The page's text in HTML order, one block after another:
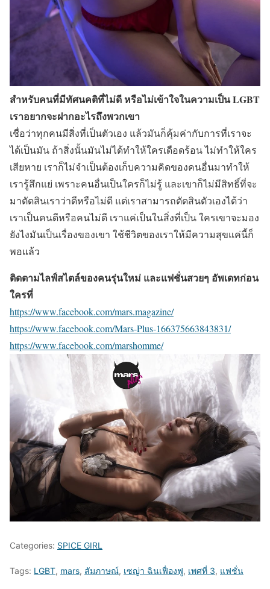
สำหรับคนที่มีทัศนคติที่ไม่ดี หรือไม่เข้าใจในความเป็น LGBT
เราอยากจะฝากอะไรถึงพวกเขา
เชื่อว่าทุกคนมีสิ่งที่เป็นตัวเอง แล้วมันก็คุ้มค่ากับการที่เราจะ
ได้เป็นมัน ถ้าสิ่งนั้นมันไม่ได้ทำให้ใครเดือดร้อน ไม่ทำให้ใคร
เสียหาย เราก็ไม่จำเป็นต้องเก็บความคิดของคนอื่นมาทำให้
เรารู้สึกแย่ เพราะคนอื่นเป็นใครก็ไม่รู้ และเขาก็ไม่มีสิทธิ์ที่จะ
มาตัดสินเราว่าดีหรือไม่ดี แต่เราสามารถตัดสินตัวเองได้ว่า
เราเป็นคนดีหรือคนไม่ดี เราแค่เป็นในสิ่งที่เป็น ใครเขาจะมอง
ยังไงมันเป็นเรื่องของเขา ใช้ชีวิตของเราให้มีความสุขแค่นี้ก็
พอแล้ว
ติดตามไลฟ์สไตล์ของคนรุ่นใหม่ และแฟชั่นสวยๆ อัพเดทก่อน
ใครที่
https://www.facebook.com/mars.magazine/
https://www.facebook.com/Mars-Plus-166375663843831/
https://www.facebook.com/marshomme/
Categories: SPICE GIRL
Tags: LGBT, mars, สัมภาษณ์, เซญ่า ฉินเฟื่องฟู, เพศที่ 3, แฟชั่น